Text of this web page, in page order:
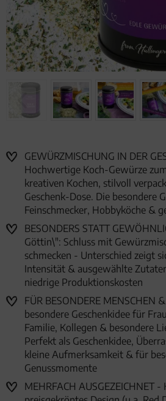
GEWÜRZMISCHUNG IN DER
Hochwertige Koch-Gewürze
kreativen Kochen, stilvoll
Geschenk-Dose. Die besondere
Feinschmecker, Hobbyköche &
BESONDERS STATT
Göttin\": Schluss mit
schmecken - Unterschied zeigt
Intensität & ausgewählte
niedrige Produktionskosten
FÜR BESONDERE MENSCHEN
besondere Geschenkidee für
Familie, Kollegen & besondere
Perfekt als Geschenkidee,
kleine Aufmerksamkeit & für
Genussmomente
MEHRFACH AUSGEZEICHNET